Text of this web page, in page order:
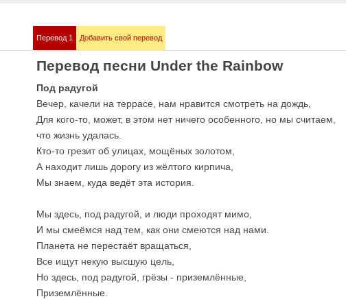
Demis Roussos
Все песни
Love me like you do
Перевод 1 Добавить свой перевод
Перевод песни Under the Rainbow
Под радугой
Вечер, качели на террасе, нам нравится смотреть на дождь,
Для кого-то, может, в этом нет ничего особенного, но мы считаем,
что жизнь удалась.
Кто-то грезит об улицах, мощёных золотом,
А находит лишь дорогу из жёлтого кирпича,
Мы знаем, куда ведёт эта история.
Мы здесь, под радугой, и люди проходят мимо,
И мы смеёмся над тем, как они смеются над нами.
Планета не перестаёт вращаться,
Все ищут некую высшую цель,
Но здесь, под радугой, грёзы - приземлённые,
Приземлённые.